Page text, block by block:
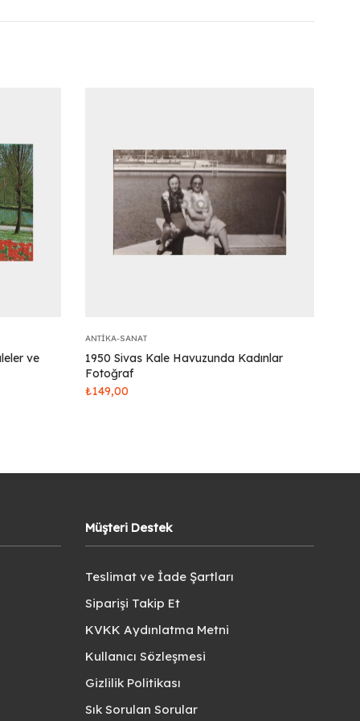
ve
ANTIKA-SANAT
1950 Sivas Kale Havuzunda Kadınlar
Fotoğraf
₺149,00
Müşteri Destek
Teslimat ve İade Şartları
Siparişi Takip Et
KVKK Aydınlatma Metni
Kullanıcı Sözleşmesi
Gizlilik Politikası
Sık Sorulan Sorular